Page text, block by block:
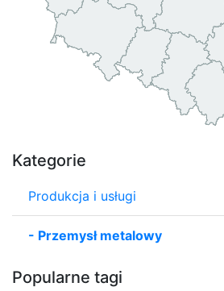
Kategorie
Produkcja i usługi
- Przemysł metalowy
Popularne tagi